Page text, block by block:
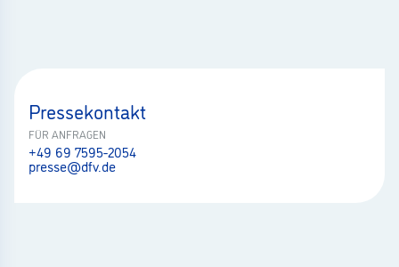
Pressekontakt
FÜR ANFRAGEN
+49 69 7595-2054
presse@dfv.de